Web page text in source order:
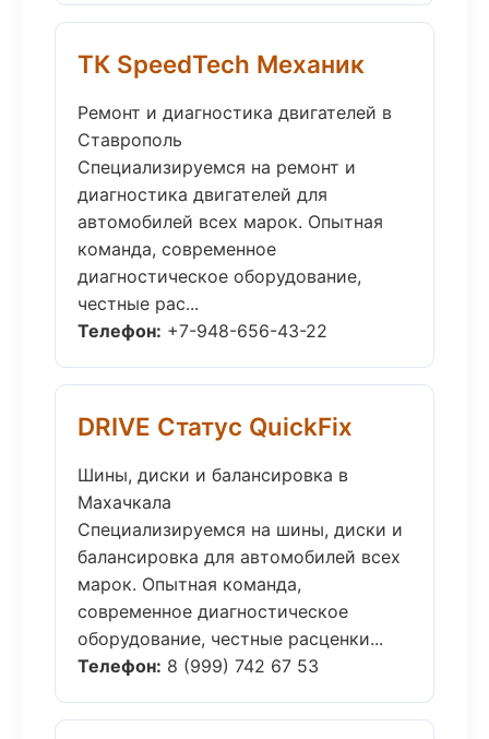
ТК SpeedTech Механик
Ремонт и диагностика двигателей в
Ставрополь
Специализируемся на ремонт и
диагностика двигателей для
автомобилей всех марок. Опытная
команда, современное
диагностическое оборудование,
честные рас...
Телефон: +7-948-656-43-22
DRIVE Статус QuickFix
Шины, диски и балансировка в
Махачкала
Специализируемся на шины, диски и
балансировка для автомобилей всех
марок. Опытная команда,
современное диагностическое
оборудование, честные расценки...
Телефон: 8 (999) 742 67 53